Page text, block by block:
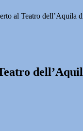
al Teatro dell’Aquila